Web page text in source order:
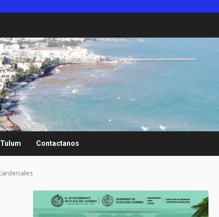
Tulum Contactanos